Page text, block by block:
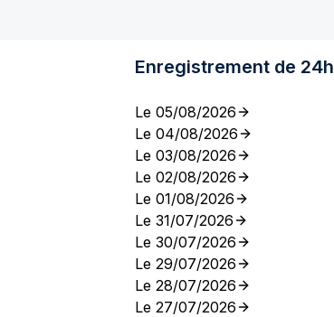
Enregistrement de 24h
Le 05/08/2026
Le 04/08/2026
Le 03/08/2026
Le 02/08/2026
Le 01/08/2026
Le 31/07/2026
Le 30/07/2026
Le 29/07/2026
Le 28/07/2026
Le 27/07/2026